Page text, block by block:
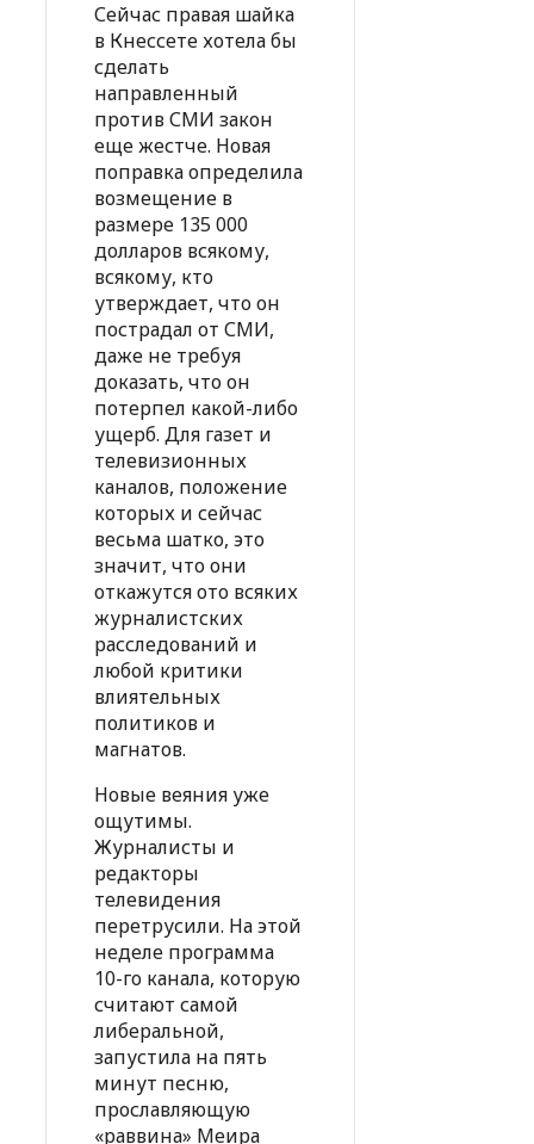
Сейчас правая шайка
в Кнессете хотела бы
сделать
направленный
против СМИ закон
еще жестче. Новая
поправка определила
возмещение в
размере 135 000
долларов всякому,
всякому, кто
утверждает, что он
пострадал от СМИ,
даже не требуя
доказать, что он
потерпел какой-либо
ущерб. Для газет и
телевизионных
каналов, положение
которых и сейчас
весьма шатко, это
значит, что они
откажутся ото всяких
журналистских
расследований и
любой критики
влиятельных
политиков и
магнатов.
Новые веяния уже
ощутимы.
Журналисты и
редакторы
телевидения
перетрусили. На этой
неделе программа
10-го канала, которую
считают самой
либеральной,
запустила на пять
минут песню,
прославляющую
«раввина» Меира